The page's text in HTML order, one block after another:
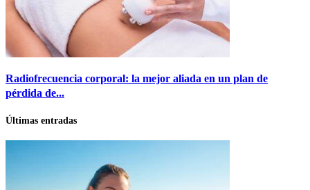
Radiofrecuencia corporal: la mejor aliada en un plan de
pérdida de...
Últimas entradas